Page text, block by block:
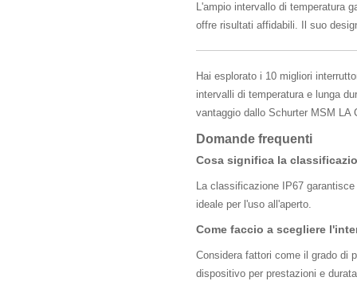
L'ampio intervallo di temperatura
offre risultati affidabili. Il suo
Hai esplorato i 10 migliori
intervalli di temperatura e lunga
vantaggio dallo Schurter MSM LA
Domande frequenti
Cosa significa la
La classificazione IP67
ideale per l'uso all'aperto.
Come faccio a scegliere
Considera fattori come il grado di
dispositivo per prestazioni e